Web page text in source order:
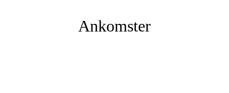
Ankomster